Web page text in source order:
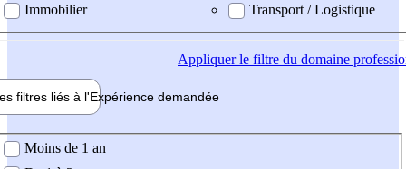
Immobilier
Transport / Logistique
Appliquerle filtre du domaine
filtres liés à l'Expérience demandée
demandée
Moins de 1 an